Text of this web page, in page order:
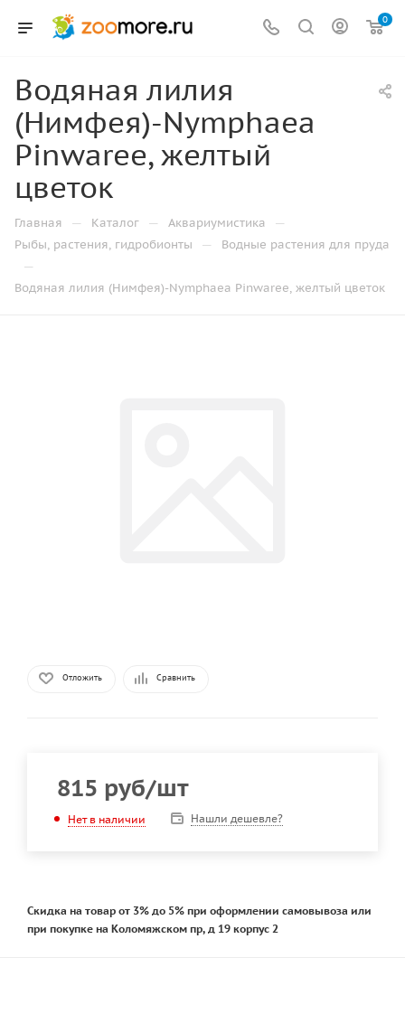
0
Водяная лилия
(Нимфея)-Nymphaea
Pinwaree, желтый
цветок
Главная — Каталог — Аквариумистика —
Рыбы, растения, гидробионты — Водные растения для пруда
—
Водяная лилия (Нимфея)-Nymphaea Pinwaree, желтый цветок
Отложить Сравнить
815 руб/шт
Нет в наличии Нашли дешевле?
Скидка на товар от 3% до 5% при оформлении самовывоза или
при покупке на Коломяжском пр, д 19 корпус 2